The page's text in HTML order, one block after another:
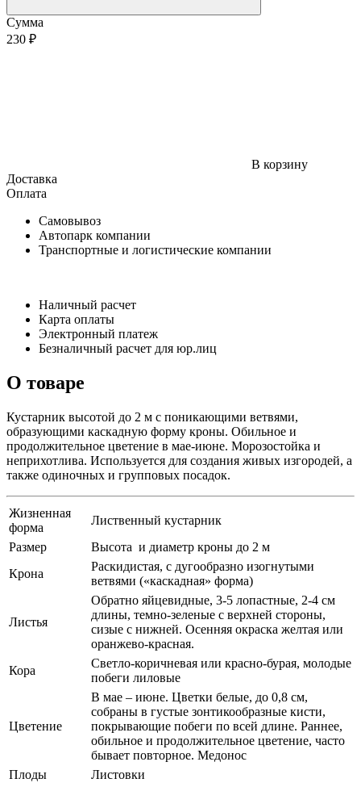
Сумма
230 ₽
В корзину
Доставка
Оплата
Самовывоз
Автопарк компании
Транспортные и логистические компании
Наличный расчет
Карта оплаты
Электронный платеж
Безналичный расчет для юр.лиц
О товаре
Кустарник высотой до 2 м с поникающими ветвями,
образующими каскадную форму кроны. Обильное и
продолжительное цветение в мае-июне. Морозостойка и
неприхотлива. Используется для создания живых изгородей, а
также одиночных и групповых посадок.
Жизненная
форма
Лиственный кустарник
Размер
Высота и диаметр кроны до 2 м
Крона
Раскидистая, с дугообразно изогнутыми
ветвями («каскадная» форма)
Листья
Обратно яйцевидные, 3-5 лопастные, 2-4 см
длины, темно-зеленые с верхней стороны,
сизые с нижней. Осенняя окраска желтая или
оранжево-красная.
Кора
Светло-коричневая или красно-бурая, молодые
побеги лиловые
Цветение
В мае – июне. Цветки белые, до 0,8 см,
собраны в густые зонтикообразные кисти,
покрывающие побеги по всей длине. Раннее,
обильное и продолжительное цветение, часто
бывает повторное. Медонос
Плоды
Листовки